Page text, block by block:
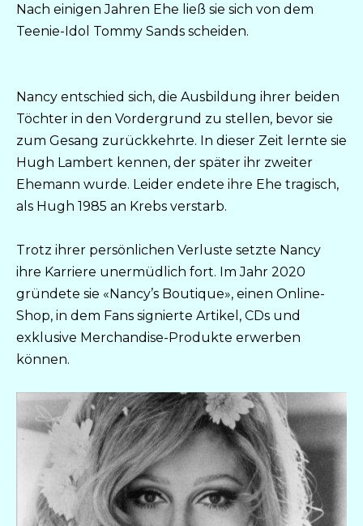
Nach einigen Jahren Ehe ließ sie sich von dem
Teenie-Idol Tommy Sands scheiden.
Nancy entschied sich, die Ausbildung ihrer beiden
Töchter in den Vordergrund zu stellen, bevor sie
zum Gesang zurückkehrte. In dieser Zeit lernte sie
Hugh Lambert kennen, der später ihr zweiter
Ehemann wurde. Leider endete ihre Ehe tragisch,
als Hugh 1985 an Krebs verstarb.
Trotz ihrer persönlichen Verluste setzte Nancy
ihre Karriere unermüdlich fort. Im Jahr 2020
gründete sie «Nancy’s Boutique», einen Online-
Shop, in dem Fans signierte Artikel, CDs und
exklusive Merchandise-Produkte erwerben
können.